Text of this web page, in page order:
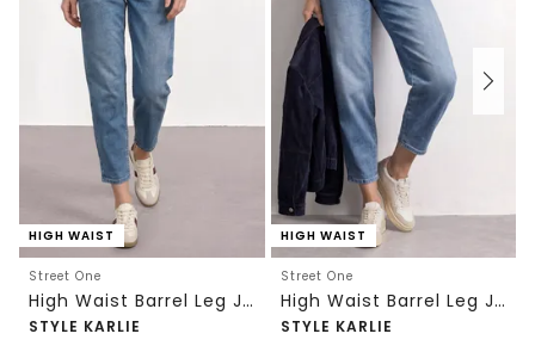
HIGH WAIST
Street One
High Waist Barrel Leg Jeans im Loose Fit
STYLE KARLIE
HIGH WAIST
Street One
High Waist Barrel Leg Jeans im Loose Fit
STYLE KARLIE